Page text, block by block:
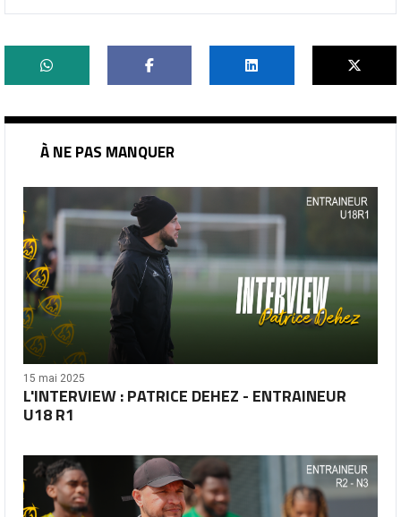
À NE PAS MANQUER
15 mai 2025
L'INTERVIEW : PATRICE DEHEZ - ENTRAINEUR
U18 R1